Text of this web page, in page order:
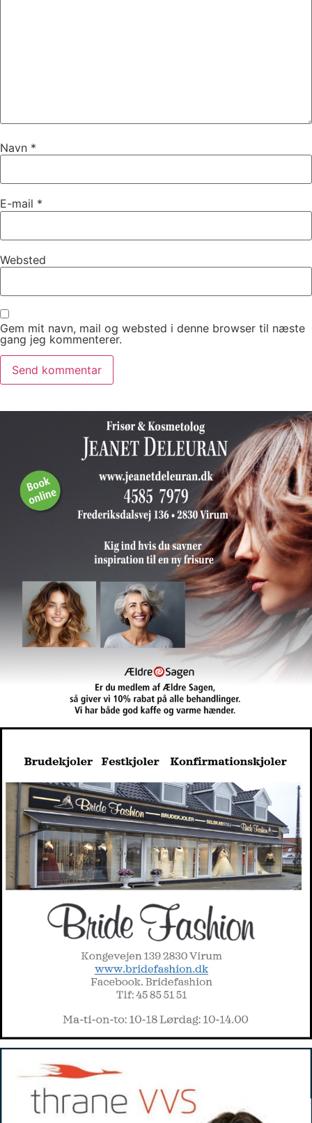
Navn *
E-mail *
Websted
Gem mit navn, mail og websted i denne browser til næste
gang jeg kommenterer.